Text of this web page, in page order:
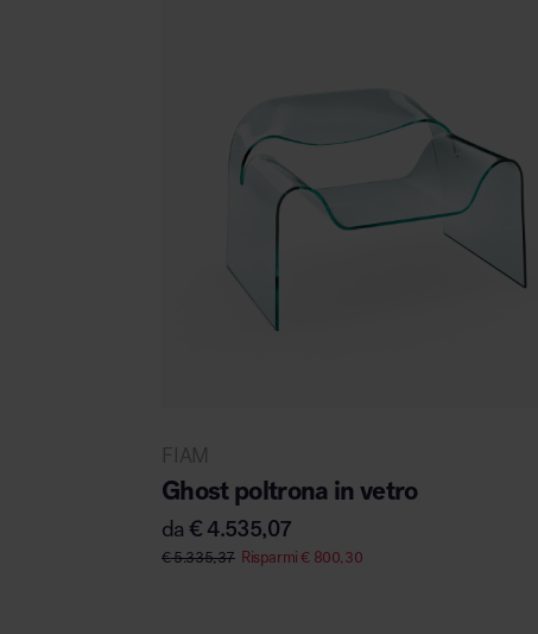
FIAM
Ghost poltrona in vetro
da€ 4.535,07
€5.335,37 Risparmi€ 800,30